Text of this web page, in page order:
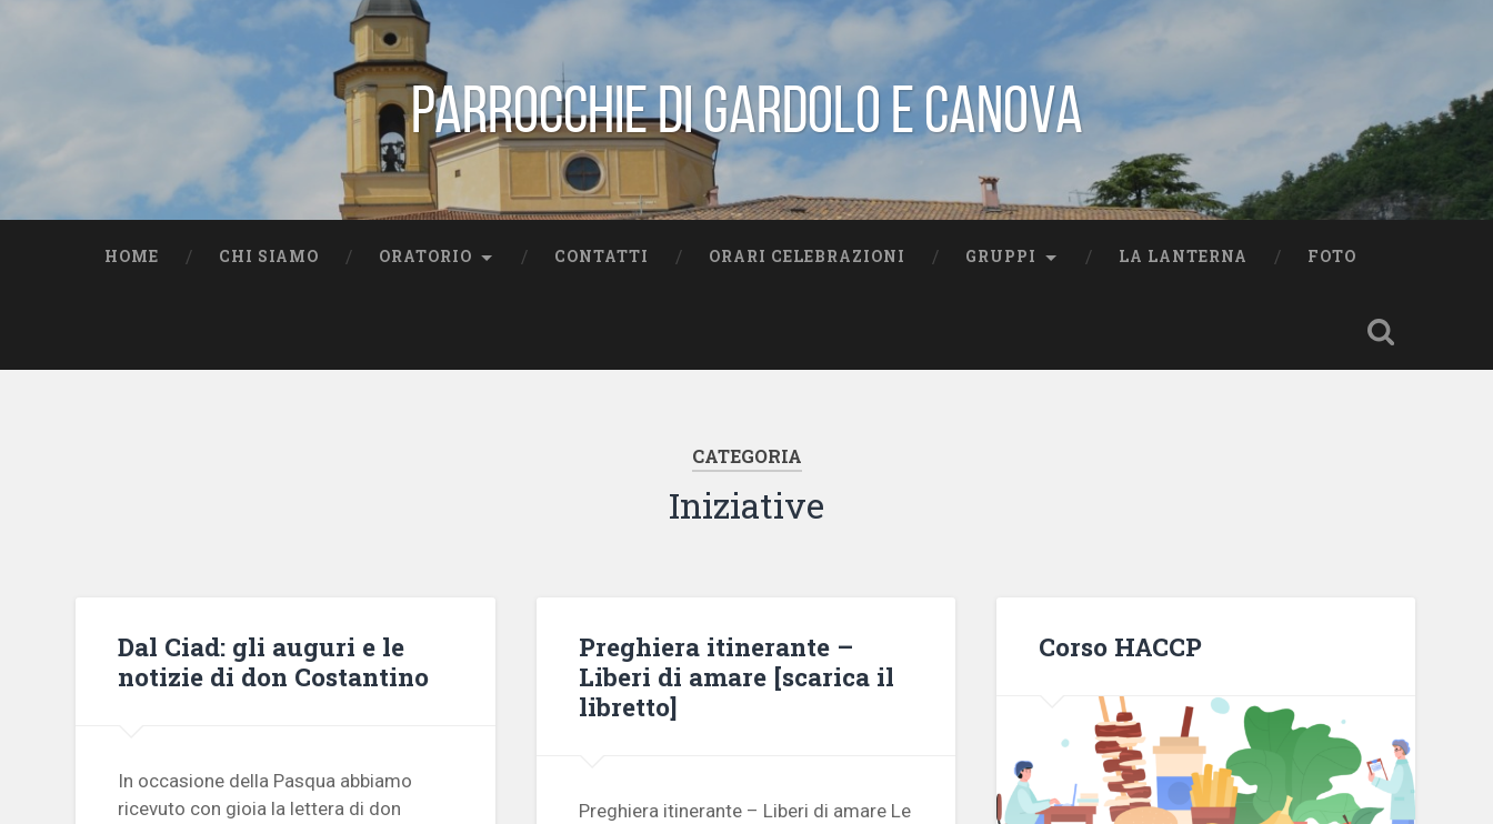
Parrocchie di Gardolo e Canova
HOME CHI SIAMO ORATORIO CONTATTI ORARI CELEBRAZIONI GRUPPI LA LANTERNA FOTO
CATEGORIA
Iniziative
Dal Ciad: gli auguri e le
notizie di don Costantino
In occasione della Pasqua abbiamo
ricevuto con gioia la lettera di don
Preghiera itinerante –
Liberi di amare [scarica il
libretto]
Preghiera itinerante – Liberi di amare Le
Corso HACCP